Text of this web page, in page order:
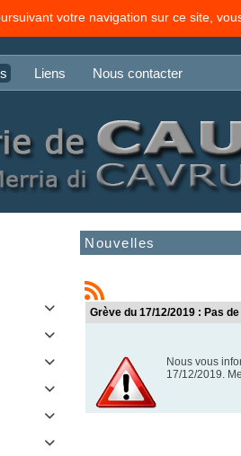
votre navigation sur ce site,
Liens Nous contacter






Nouvelles
Grève du 17/12/2019 : Pas
Nous vous
17/12/2019.